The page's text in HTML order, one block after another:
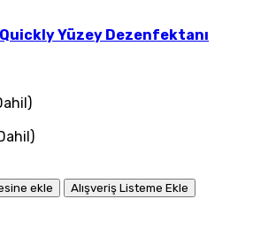
Yüzey Dezenfektanı
ekle
Alışveriş Listeme Ekle